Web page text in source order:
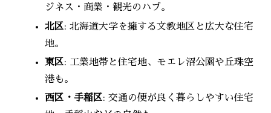
ジネス・商業・観光のハブ。
北区: 北海道大学を擁する文教地区と広大な住宅
地。
東区: 工業地帯と住宅地、モエレ沼公園や丘珠空
港も。
西区・手稲区: 交通の便が良く暮らしやすい住宅